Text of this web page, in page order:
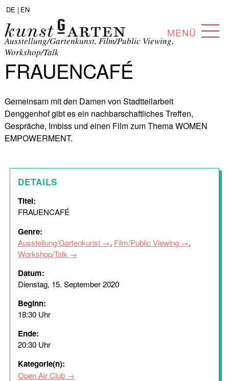
DE | EN
MENÜ
PROGRAMM
ABOUT
SAMMLUNG
KÜNSTLER*INNEN
Ausstellung/Gartenkunst, Film/Public Viewing,
Workshop/Talk
FRAUENCAFÉ
Gemeinsam mit den Damen von Stadtteilarbeit
Denggenhof gibt es ein nachbarschaftliches Treffen,
Gespräche, Imbiss und einen Film zum Thema WOMEN
EMPOWERMENT.
DETAILS
Titel:
FRAUENCAFÉ
Genre:
Ausstellung/Gartenkunst , Film/Public Viewing
,
Workshop/Talk
Datum:
Dienstag, 15. September 2020
Beginn:
18:30 Uhr
Ende:
20:30 Uhr
Kategorie(n):
Open Air Club